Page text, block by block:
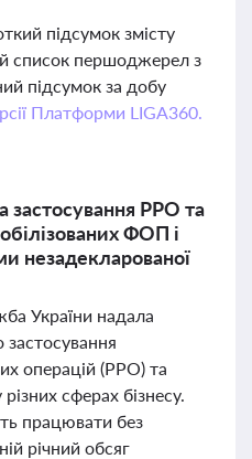
підсумок змісту
список першоджерел з
підсумок за добу
Платформи LIGA360.
РРО та
ФОП і
незадекларованої
України надала
операцій (РРО) та
сферах бізнесу.
працювати без
річний обсяг